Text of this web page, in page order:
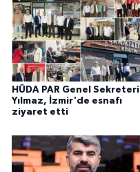
HÜDA PAR Genel Sekreteri
Yılmaz, İzmir'de esnafı
ziyaret etti